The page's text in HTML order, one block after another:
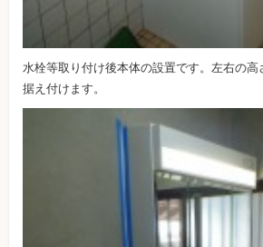
水栓等取り付け後本体の設置です。左右の高
据え付けます。